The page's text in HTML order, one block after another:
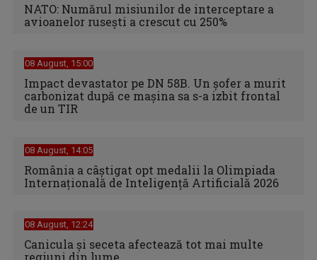
NATO: Numărul misiunilor de interceptare a
avioanelor ruseşti a crescut cu 250%
08 August, 15:00
Impact devastator pe DN 58B. Un șofer a murit
carbonizat după ce mașina sa s-a izbit frontal
de un TIR
08 August, 14:05
România a câștigat opt medalii la Olimpiada
Internațională de Inteligență Artificială 2026
08 August, 12:24
Canicula şi seceta afectează tot mai multe
regiuni din lume